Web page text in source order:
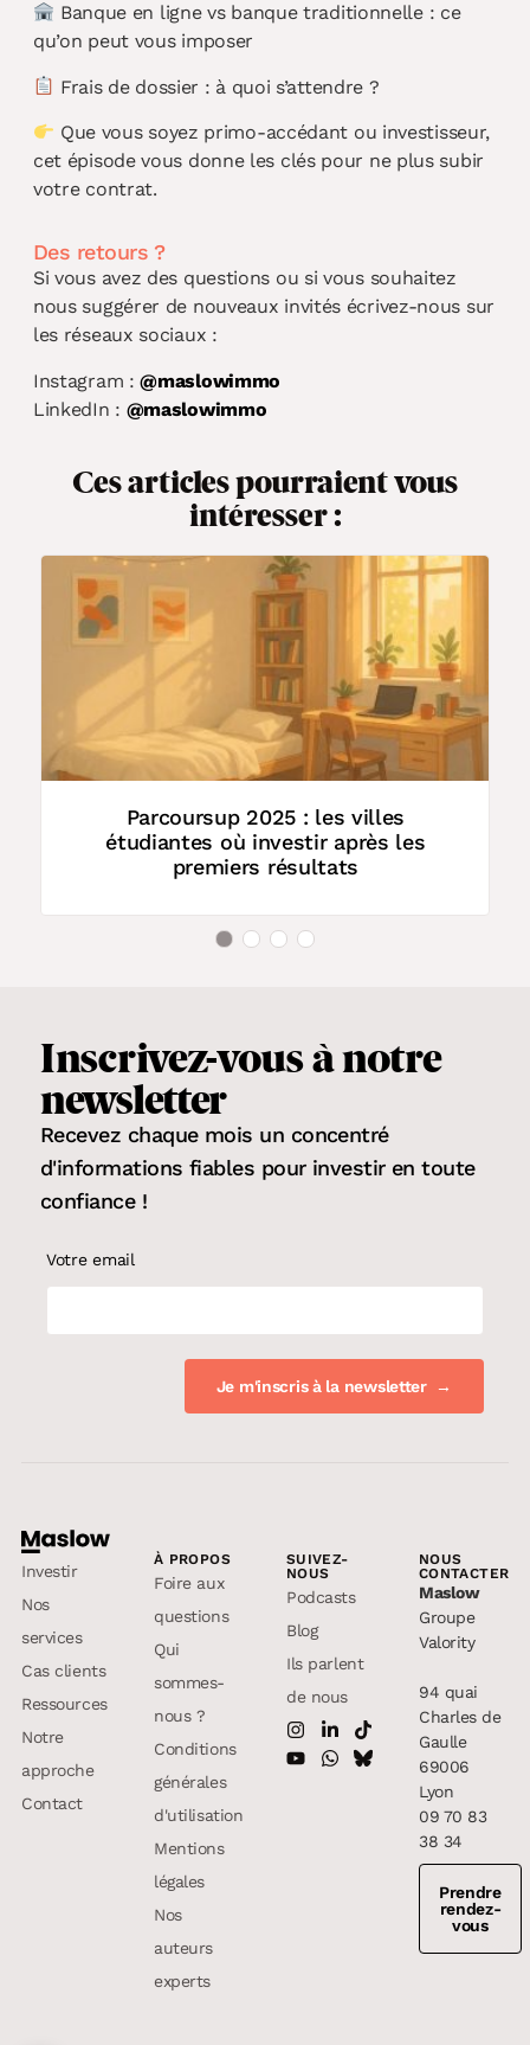
Banque en ligne vs banque traditionnelle : ce
qu’on peut vous imposer
Frais de dossier : à quoi s’attendre ?
Que vous soyez primo-accédant ou investisseur,
cet épisode vous donne les clés pour ne plus subir
votre contrat.
Des retours ?
Si vous avez des questions ou si vous souhaitez
nous suggérer de nouveaux invités écrivez-nous sur
les réseaux sociaux :
Instagram : @maslowimmo
LinkedIn : @maslowimmo
Ces articles pourraient vous
intéresser :
Parcoursup 2025 : les villes
étudiantes où investir après les
premiers résultats
Inscrivez-vousà notre
newsletter
Recevez chaque mois un concentré
d'informations fiables pour investir en toute
confiance !
Votre email
Investir
Nos
services
Cas clients
Ressources
Notre
approche
Contact
À PROPOS
Foire aux
questions
Qui
sommes-
nous ?
Conditions
générales
d'utilisation
Mentions
légales
Nos
auteurs
experts
SUIVEZ-
NOUS
Podcasts
Blog
Ils parlent
de nous
NOUS
CONTACTER
Maslow
Groupe
Valority
94 quai
Charles de
Gaulle
69006
Lyon
09 70 83
38 34
Prendre
rendez-
vous